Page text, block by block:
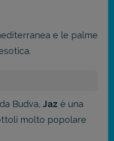
e le palme
Budva, Jaz è una
molto popolare